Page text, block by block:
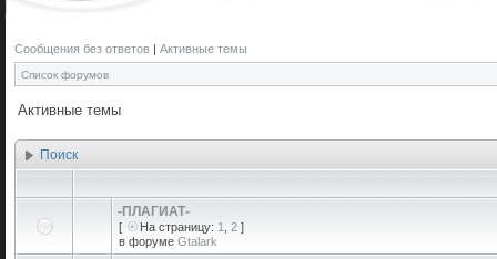
Сообщения без ответов | Активные темы
Список форумов
Активные темы
Поиск
-ПЛАГИАТ-
[ На страницу: 1 2 ]
в форуме Gtalark